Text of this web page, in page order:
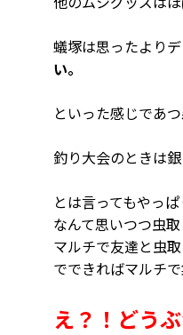
蟻塚は思ったより
い。
といった感じであ
釣り大会のときは
とは言ってもやっ
なんて思いつつ虫
マルチで友達と虫
でできればマルチ
え？！どう